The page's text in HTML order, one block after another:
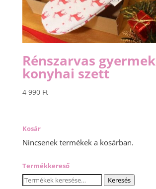
Rénszarvas gyermek
konyhai szett
4 990 Ft
Kosár
Nincsenek termékek a kosárban.
Termékkereső
Keresés
Keresés